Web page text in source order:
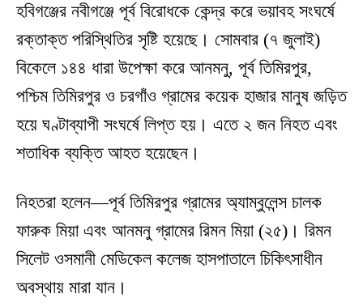
হবিগঞ্জের নবীগঞ্জে পূর্ব বিরোধকে কেন্দ্র করে ভয়াবহ সংঘর্ষে
রক্তাক্ত পরিস্থিতির সৃষ্টি হয়েছে। সোমবার (৭ জুলাই)
বিকেলে ১৪৪ ধারা উপেক্ষা করে আনমনু, পূর্ব তিমিরপুর,
পশ্চিম তিমিরপুর ও চরগাঁও গ্রামের কয়েক হাজার মানুষ জড়িত
হয়ে ঘণ্টাব্যাপী সংঘর্ষে লিপ্ত হয়। এতে ২ জন নিহত এবং
শতাধিক ব্যক্তি আহত হয়েছেন।
নিহতরা হলেন—পূর্ব তিমিরপুর গ্রামের অ্যাম্বুলেন্স চালক
ফারুক মিয়া এবং আনমনু গ্রামের রিমন মিয়া (২৫)। রিমন
সিলেট ওসমানী মেডিকেল কলেজ হাসপাতালে চিকিৎসাধীন
অবস্থায় মারা যান।